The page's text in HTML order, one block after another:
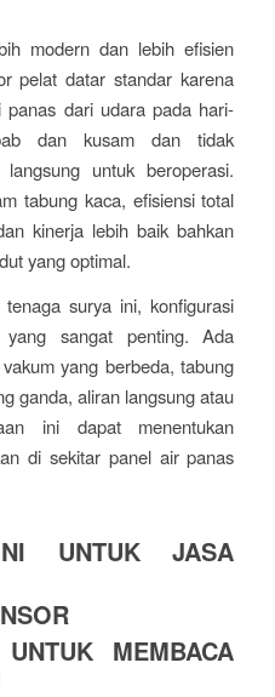
modern dan lebih efisien
pelat datar standar karena
panas dari udara pada hari-
dan kusam dan tidak
untuk beroperasi.
tabung kaca, efisiensi total
kinerja lebih baik bahkan
yang optimal.
surya ini, konfigurasi
sangat penting. Ada
yang berbeda, tabung
ganda, aliran langsung atau
ini dapat menentukan
di sekitar panel air panas
UNTUK JASA
MEMBACA